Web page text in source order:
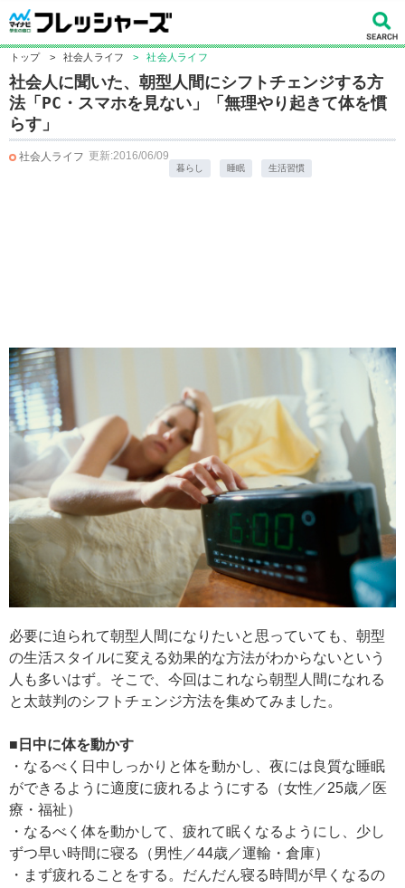
トップ > 社会人ライフ > 社会人ライフ
社会人に聞いた、朝型人間にシフトチェンジする方
法「PC・スマホを見ない」「無理やり起きて体を慣
らす」
社会人ライフ 更新:2016/06/09
暮らし 睡眠 生活習慣
必要に迫られて朝型人間になりたいと思っていても、朝型
の生活スタイルに変える効果的な方法がわからないという
人も多いはず。そこで、今回はこれなら朝型人間になれる
と太鼓判のシフトチェンジ方法を集めてみました。
■日中に体を動かす
・なるべく日中しっかりと体を動かし、夜には良質な睡眠
ができるように適度に疲れるようにする（女性／25歳／医
療・福祉）
・なるべく体を動かして、疲れて眠くなるようにし、少し
ずつ早い時間に寝る（男性／44歳／運輸・倉庫）
・まず疲れることをする。だんだん寝る時間が早くなるの